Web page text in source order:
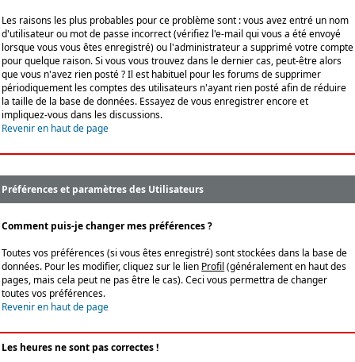
Les raisons les plus probables pour ce problème sont : vous avez entré un nom
d'utilisateur ou mot de passe incorrect (vérifiez l'e-mail qui vous a été envoyé
lorsque vous vous êtes enregistré) ou l'administrateur a supprimé votre compte
pour quelque raison. Si vous vous trouvez dans le dernier cas, peut-être alors
que vous n'avez rien posté ? Il est habituel pour les forums de supprimer
périodiquement les comptes des utilisateurs n'ayant rien posté afin de réduire
la taille de la base de données. Essayez de vous enregistrer encore et
impliquez-vous dans les discussions.
Revenir en haut de page
Préférences et paramètres des Utilisateurs
Comment puis-je changer mes préférences ?
Toutes vos préférences (si vous êtes enregistré) sont stockées dans la base de
données. Pour les modifier, cliquez sur le lien Profil (généralement en haut des
pages, mais cela peut ne pas être le cas). Ceci vous permettra de changer
toutes vos préférences.
Revenir en haut de page
Les heures ne sont pas correctes !